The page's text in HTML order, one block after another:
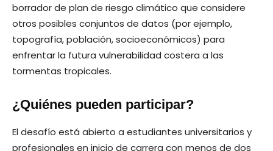
borrador de plan de riesgo climático que considere
otros posibles conjuntos de datos (por ejemplo,
topografía, población, socioeconómicos) para
enfrentar la futura vulnerabilidad costera a las
tormentas tropicales.
¿Quiénes pueden participar?
El desafío está abierto a estudiantes universitarios y
profesionales en inicio de carrera con menos de dos